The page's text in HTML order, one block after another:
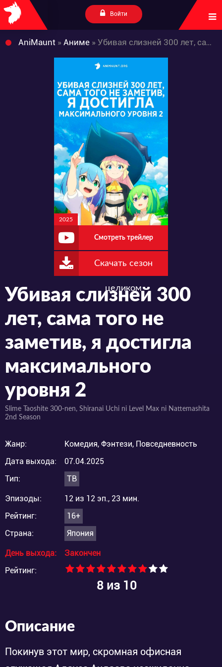
Войти
AniMaunt » Аниме » Убивая слизней 300 лет, сама того не заметив, я достигла максимального уровня 2
2025
Смотреть трейлер
Скачать сезон
целиком
Убивая слизней 300
лет, сама того не
заметив, я достигла
максимального
уровня 2
Slime Taoshite 300-nen, Shiranai Uchi ni Level Max ni Nattemashita
2nd Season
Жанр:
Комедия, Фэнтези, Повседневность
Дата выхода:
07.04.2025
Тип:
ТВ
Эпизоды:
12 из 12 эп., 23 мин.
Рейтинг:
16+
Страна:
Япония
День выхода:
Закончен
Рейтинг:
8из 10
Описание
Покинув этот мир, скромная офисная